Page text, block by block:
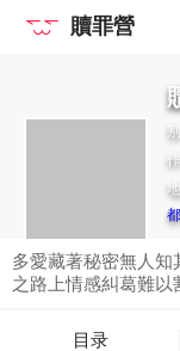
贖罪營
多愛藏著秘密無人
之路上情感糾葛難以
目录